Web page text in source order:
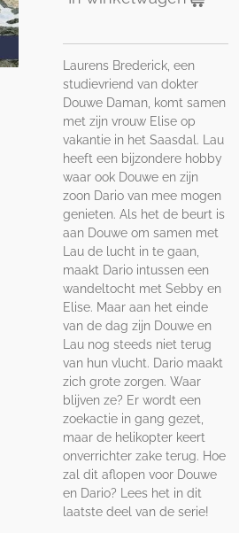
Laurens Brederick, een
studievriend van dokter
Douwe Daman, komt samen
met zijn vrouw Elise op
vakantie in het Saasdal. Lau
heeft een bijzondere hobby
waar ook Douwe en zijn
zoon Dario van mee mogen
genieten. Als het de beurt is
aan Douwe om samen met
Lau de lucht in te gaan,
maakt Dario intussen een
wandeltocht met Sebby en
Elise. Maar aan het einde
van de dag zijn Douwe en
Lau nog steeds niet terug
van hun vlucht. Dario maakt
zich grote zorgen. Waar
blijven ze? Er wordt een
zoekactie in gang gezet,
maar de helikopter keert
onverrichter zake terug. Hoe
zal dit aflopen voor Douwe
en Dario? Lees het in dit
laatste deel van de serie!